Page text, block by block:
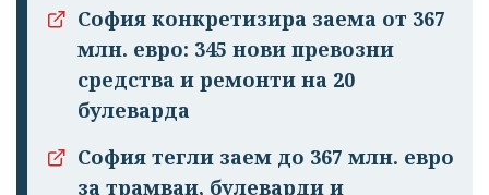
излязохте от
профила си!
София конкретизира заема от 367
млн. евро: 345 нови превозни
средства и ремонти на 20
булеварда
София тегли заем до 367 млн. евро
за трамваи, булеварди и